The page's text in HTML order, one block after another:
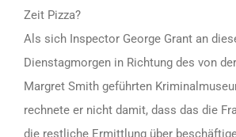
Zeit Pizza?
Als sich Inspector George Grant an
Dienstagmorgen in Richtung des von
Margret Smith geführten
rechnete er nicht damit, dass das die
die restliche Ermittlung über